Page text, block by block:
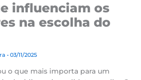
influenciam os
na escolha do
• 03/11/2025
o que mais importa para um